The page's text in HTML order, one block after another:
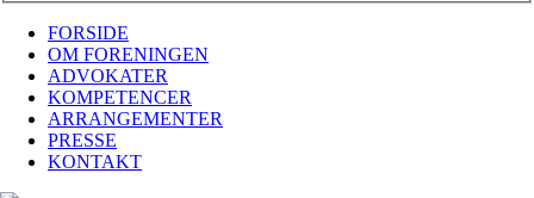
FORSIDE
OM FORENINGEN
ADVOKATER
KOMPETENCER
ARRANGEMENTER
PRESSE
KONTAKT